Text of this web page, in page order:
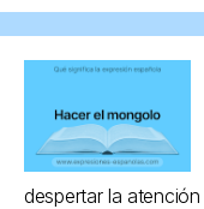
despertar la atención